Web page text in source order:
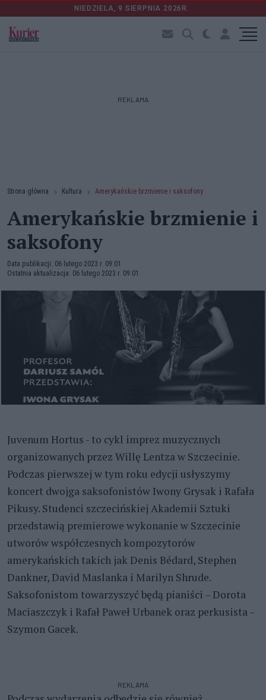
NIEDZIELA, 9 SIERPNIA 2026R.
REKLAMA
Strona główna Kultura Amerykańskie brzmienie i saksofony
Amerykańskie brzmienie i
saksofony
Data publikacji: 06 lutego 2023 r. 09:01
Ostatnia aktualizacja: 06 lutego 2023 r. 09:01
Juvenum Hortus - to cykl imprez muzycznych
organizowanych przez Willę Lentza w Szczecinie.
Podczas pierwszej w tym roku edycji usłyszymy
koncert dwojga saksofonistów Iwony Grysak i Rafała
Pikusy. Studenci szczecińskiej Akademii Sztuki
przedstawią premierowe wykonanie w Szczecinie
utworów współczesnych kompozytorów
amerykańskich takich jak Denis Bédard, Stephen
Dankner, David Maslanka i Marilyn Shrude.
Saksofonistom towarzyszyć będą pianiści – Dorota
Maciaszczyk i Rafał Paweł Urbanek oraz perkusista –
Szymon Gacek.
REKLAMA